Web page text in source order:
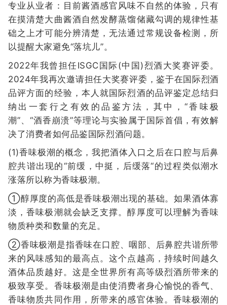
专业从业者：目前酱酒感官风味不自然的体验，只有
在摸清楚大曲酱酒自然发酵蒸馏储藏勾调的规律性基
础之上才可能分辨清楚，无法通过常规设备检测，所
以提醒大家避免“落坑儿”。
2022年我曾担任ISGC国际(中国)烈酒大奖赛评委。
2024年我再次邀请担任大奖赛评委，鉴于在国际烈酒
品评方面的经验，本人就国际烈酒的品评鉴定总结归
纳出一套行之有效的品鉴方法，其中，“香味极
潮”、“酒香崩溃”等理论与实验属于国际首倡，有效解
决了消费者如何品鉴国际烈酒问题。
(1)香味极潮的概念，我把酒体入口之后在口腔与后鼻
腔共谐出现的“前缓，中挺，后缓落“的过程类似潮水
涨落所以称为香味极潮。
①醇厚度的高低是香味极潮出现的基础。如果酒体寡
淡，香味极潮就会缺乏支撑。醇厚度可以理解为香味
物质种类和数量的充足。
②香味极潮是指香味在口腔、咽部、后鼻腔共谐所带
来的风味感知的最高点。这个点越高，持续时间越久
酒体品质越好。这是全世界所有高等级烈酒所带来的
极致享受。香味极潮是由使消费者身心愉悦的香气、
香味物质共同作用，所带来的感官体验。香味极潮的